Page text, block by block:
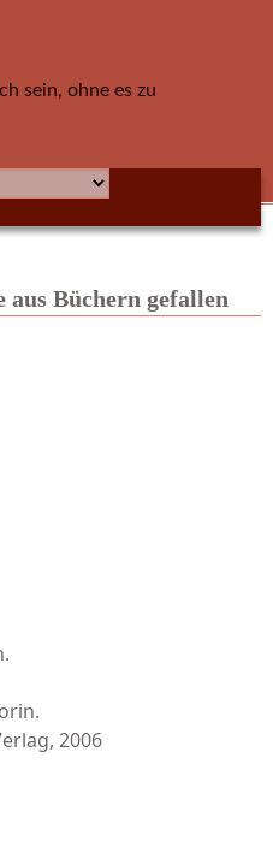
sein, ohne es zu
Büchern gefallen
2006